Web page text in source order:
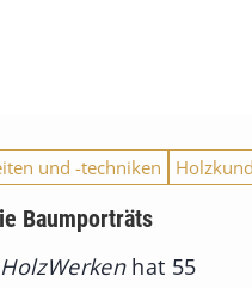
und -techniken
Baumporträts
HolzWerkenhat 55